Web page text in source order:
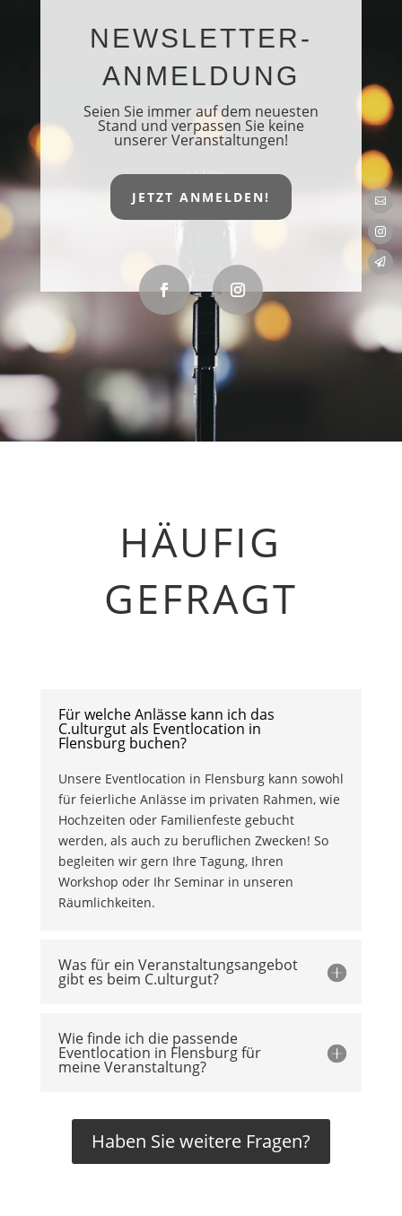



NEWSLETTER-
ANMELDUNG
Seien Sie immer auf dem neuesten
Stand und verpassen Sie keine
unserer Veranstaltungen!
JETZT ANMELDEN!
HÄUFIG
GEFRAGT
Für welche Anlässe kann ich das
C.ulturgut als Eventlocation in
Flensburg buchen?
Unsere Eventlocation in Flensburg kann sowohl
für feierliche Anlässe im privaten Rahmen, wie
Hochzeiten oder Familienfeste gebucht
werden, als auch zu beruflichen Zwecken! So
begleiten wir gern Ihre Tagung, Ihren
Workshop oder Ihr Seminar in unseren
Räumlichkeiten.
Was für ein Veranstaltungsangebot
gibt es beim C.ulturgut?
Wie finde ich die passende
Eventlocation in Flensburg für
meine Veranstaltung?
Haben Sie weitere Fragen?